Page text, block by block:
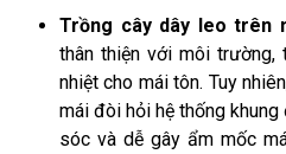
Trồng cây dây leo trên
thân thiện với môi
nhiệt cho mái tôn. Tuy
mái đòi hỏi hệ thống
sóc và dễ gây ẩm mốc